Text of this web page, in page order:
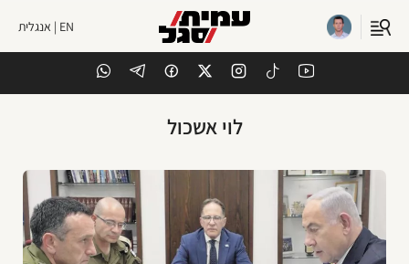
EN | אנגלית
לוי אשכול